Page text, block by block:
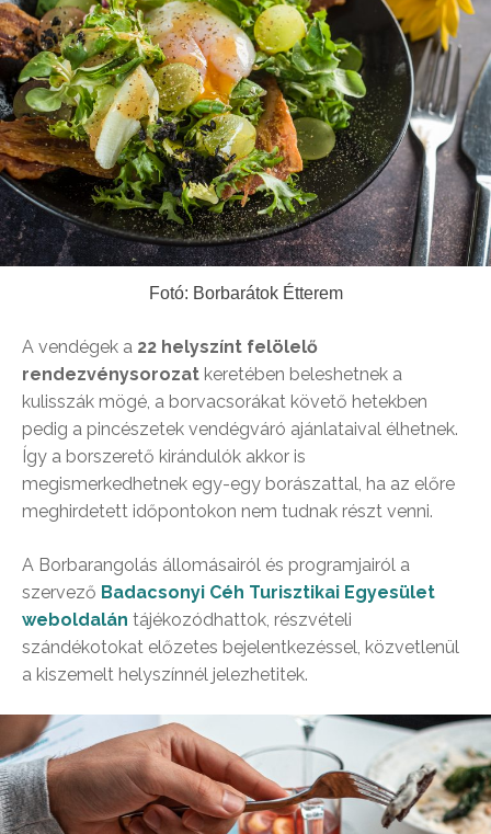
Fotó: Borbarátok Étterem
A vendégek a 22 helyszínt felölelő
rendezvénysorozat keretében beleshetnek a
kulisszák mögé, a borvacsorákat követő hetekben
pedig a pincészetek vendégváró ajánlataival élhetnek.
Így a borszerető kirándulók akkor is
megismerkedhetnek egy-egy borászattal, ha az előre
meghirdetett időpontokon nem tudnak részt venni.
A Borbarangolás állomásairól és programjairól a
szervező Badacsonyi Céh Turisztikai Egyesület
weboldalán tájékozódhattok, részvételi
szándékotokat előzetes bejelentkezéssel, közvetlenül
a kiszemelt helyszínnél jelezhetitek.